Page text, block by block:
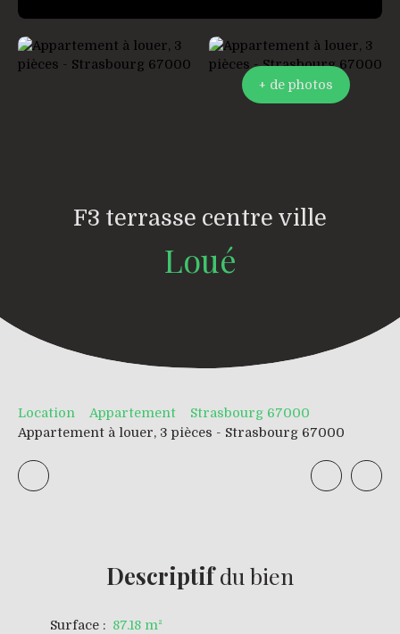
+ de photos
F3 terrasse centre ville
Loué
Location Appartement
Strasbourg 67000
Appartement à louer, 3 pièces - Strasbourg 67000
Descriptifdu bien
Surface : 87.18 m²